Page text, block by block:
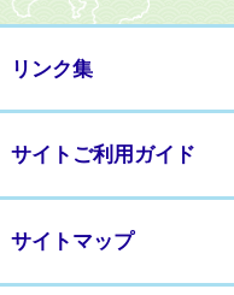
リンク集
サイトご利用ガイド
サイトマップ